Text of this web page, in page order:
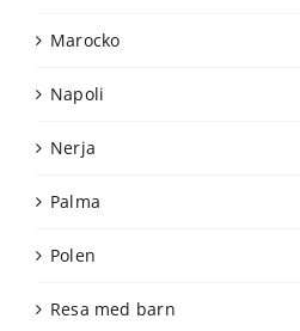
Marocko
Napoli
Nerja
Palma
Polen
Resa med barn